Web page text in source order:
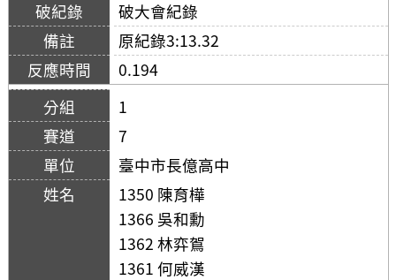
破大會紀錄
原紀錄3:13.32
0.194
1
7
臺中市長億高中
1350 陳育樺
1366 吳和勳
1362 林弈鴐
1361 何威漢